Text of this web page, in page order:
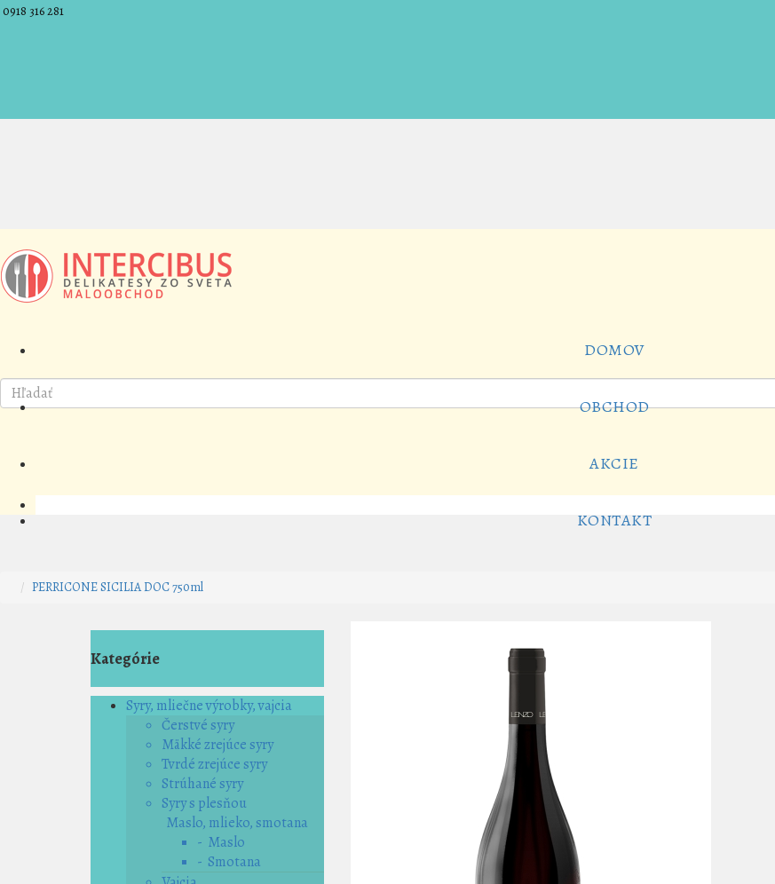
0918 316 281
DOMOV
OBCHOD
AKCIE
KONTAKT
PERRICONE SICILIA DOC 750ml
Kategórie
Syry, mliečne výrobky, vajcia
Čerstvé syry
Mäkké zrejúce syry
Tvrdé zrejúce syry
Strúhané syry
Syry s plesňou
Maslo, mlieko, smotana
- Maslo
- Smotana